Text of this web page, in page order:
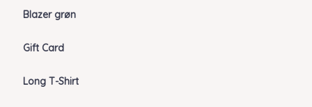
Blazer grøn
Gift Card
Long T-Shirt